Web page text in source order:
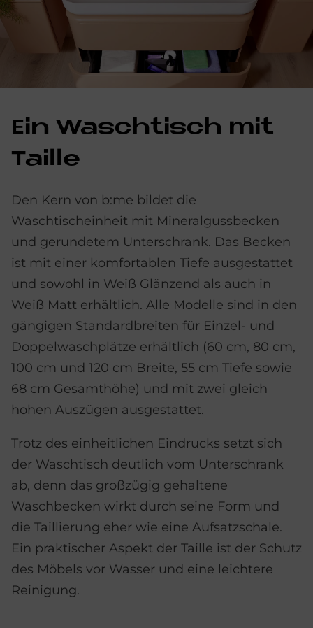
Ein Wasch­tisch mit
Tail­le
Den Kern von b:me bildet die
Waschtischeinheit mit Mineralgussbecken
und gerundetem Unterschrank. Das Becken
ist mit einer komfortablen Tiefe ausgestattet
und sowohl in Weiß Glänzend als auch in
Weiß Matt erhältlich. Alle Modelle sind in den
gängigen Standardbreiten für Einzel- und
Doppelwaschplätze erhältlich (60 cm, 80 cm,
100 cm und 120 cm Breite, 55 cm Tiefe sowie
68 cm Gesamthöhe) und mit zwei gleich
hohen Auszügen ausgestattet.
Trotz des einheitlichen Eindrucks setzt sich
der Waschtisch deutlich vom Unterschrank
ab, denn das großzügig gehaltene
Waschbecken wirkt durch seine Form und
die Taillierung eher wie eine Aufsatzschale.
Ein praktischer Aspekt der Taille ist der Schutz
des Möbels vor Wasser und eine leichtere
Reinigung.